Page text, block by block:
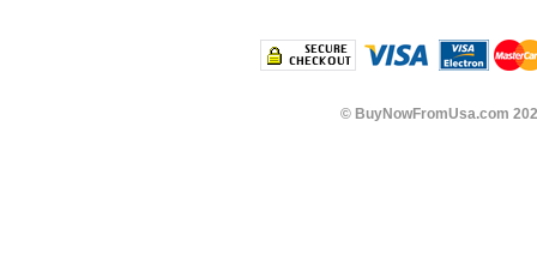
© BuyNowFromUsa.com